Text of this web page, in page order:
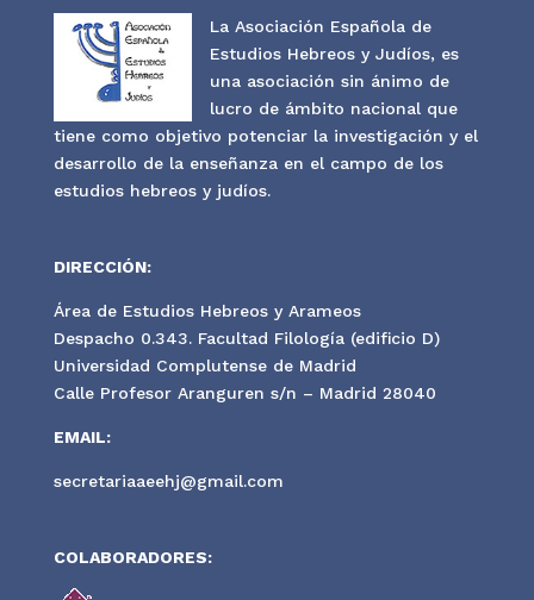
La Asociación Española de
Estudios Hebreos y Judíos, es
una asociación sin ánimo de
lucro de ámbito nacional que
tiene como objetivo potenciar la investigación y el
desarrollo de la enseñanza en el campo de los
estudios hebreos y judíos.
DIRECCIÓN:
Área de Estudios Hebreos y Arameos
Despacho 0.343. Facultad Filología (edificio D)
Universidad Complutense de Madrid
Calle Profesor Aranguren s/n – Madrid 28040
EMAIL:
secretariaaeehj@gmail.com
COLABORADORES: